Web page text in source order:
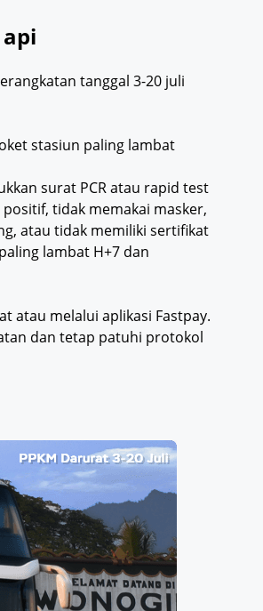
tanggal 3-20 juli
stasiun paling lambat
surat PCR atau rapid test
tidak memakai masker,
atau tidak memiliki sertifikat
lambat H+7 dan
atau melalui aplikasi Fastpay.
dan tetap patuhi protokol